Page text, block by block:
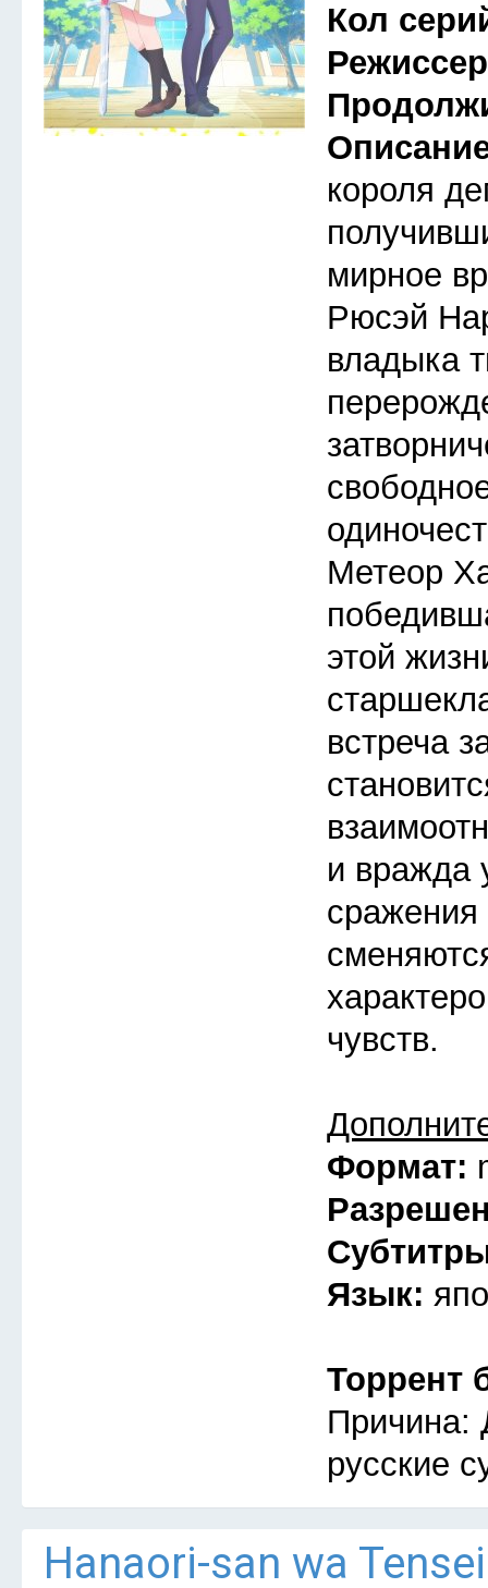
Кол
короля
мирное
Рюсэй
владыка
Метеор
этой
встреча
и вражда
сражения
чувств.
Формат:
Язык:
Торрент
Причина:
русские
Hanaori-san wa